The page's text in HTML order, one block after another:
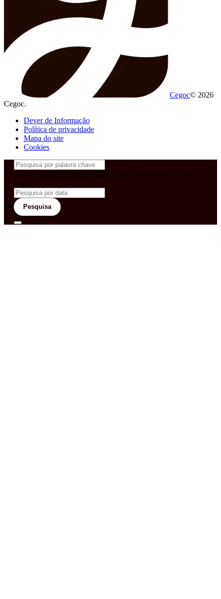
Cegoc© 2026
Cegoc.
Dever de Informação
Política de privacidade
Mapa do site
Cookies
&& config('laravel-theme-inter.CEGOS_COUNTRY') !=
'neves')
Pesquisa